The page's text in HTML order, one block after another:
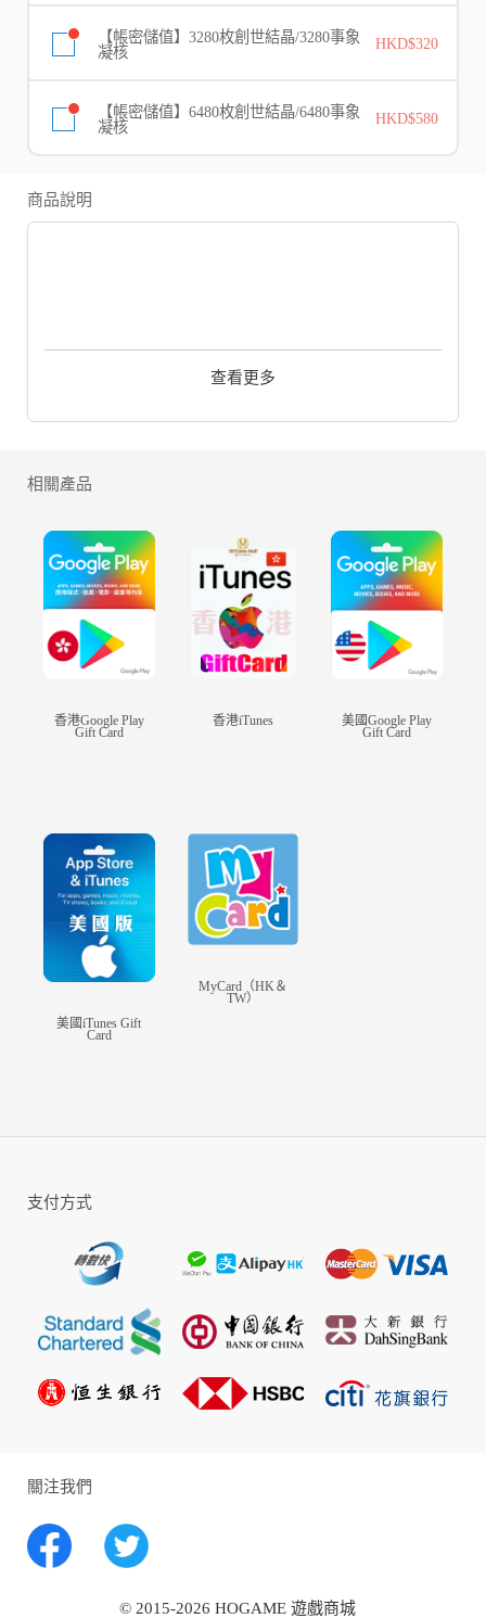
【帳密儲值】3280枚創世結晶/3280事象
凝核
HKD$320
【帳密儲值】6480枚創世結晶/6480事象
凝核
HKD$580
商品說明
特」，天地萬象蘊含其間。
你也被神封印，陷入沉眠。
再度醒來，天地間風景已變……
《原神》是由米哈遊自主開發的一款全新
開放世界冒險RPG。你將在遊戲中探索一個
被稱作「提瓦特」的幻想世界。
逅性格各異、能力獨特的同伴，與他們一
秘……
直到你與分離的血親重聚，在終點見證一
切事物的沉澱。
〓開放世界，自由探索〓
《原神》是一款開放世界冒險遊戲，這意
味著從你踏入「提瓦特」的第一刻起，只
要適當規劃自己的體力，不論翻山越嶺、
還是橫渡江河，總有辦法見到新的風景。
擁有「神之眼」的角色能引導元素之力用
於戰鬥和探險。水與火相遇觸發「蒸
「感電」……針對不同敵人，使用技能觸發
適當的元素效果，是制勝的關鍵。
〓美術音樂，品質呈現〓
論身處何地，總能聆聽到由世界頂級交響
樂團——倫敦愛樂樂團、上海交響樂團所獻
查看更多
相關產品
香港Google Play
Gift Card
香港iTunes 美國Google Play
Gift Card
美國iTunes Gift
Card
MyCard（HK＆
TW）
支付方式
關注我們
© 2015-2026 HOGAME 遊戲商城